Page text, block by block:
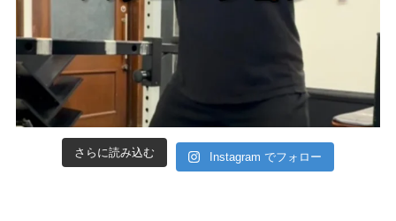
さらに読み込む Instagram でフォロー